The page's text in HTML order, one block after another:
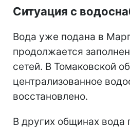
Ситуация с
Вода уже подана в
продолжается
сетей. В Томаковской
централизованное
восстановлено.
В других общинах вода